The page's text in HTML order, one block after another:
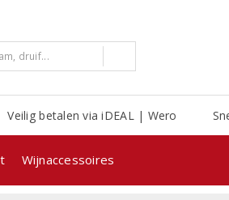
Veilig betalen via iDEAL | Wero
Wijnaccessoires